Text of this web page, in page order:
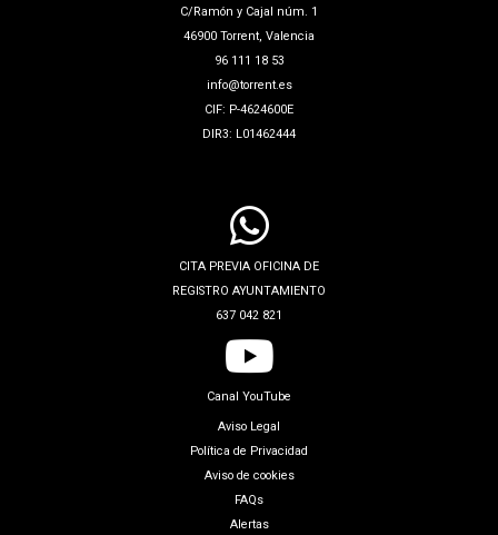
C/Ramón y Cajal núm. 1
46900 Torrent, Valencia
96 111 18 53
info@torrent.es
CIF: P-4624600E
DIR3: L01462444
CITA PREVIA OFICINA DE
REGISTRO AYUNTAMIENTO
637 042 821
Canal YouTube
Aviso Legal
Política de Privacidad
Aviso de cookies
FAQs
Alertas